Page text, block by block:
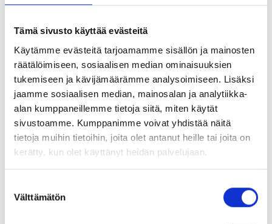
Tämä sivusto käyttää evästeitä
Käytämme evästeitä tarjoamamme sisällön ja mainosten
räätälöimiseen, sosiaalisen median ominaisuuksien
tukemiseen ja kävijämäärämme analysoimiseen. Lisäksi
jaamme sosiaalisen median, mainosalan ja analytiikka-
alan kumppaneillemme tietoja siitä, miten käytät
sivustoamme. Kumppanimme voivat yhdistää näitä
tietoja muihin tietoihin, joita olet antanut heille tai joita on
kerätty, kun olet käyttänyt heidän palvelujaan.
valinta
Välttämätön
Peruspultit(3)
LINDAPTER-
kiinnitysjärjestelmä